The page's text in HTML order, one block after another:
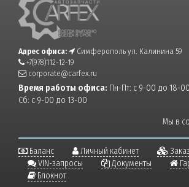
Адрес офиса:
Симферополь ул. Калинина 59
+7(978)112-12-19
corporate@carfex.ru
Время работы офиса: Пн-Пт: с 9-00 до 18-00
Сб: с 9-00 до 13-00
Мы в
Баланс Личный кабинет
VIN-запросы
Документы
Блокнот